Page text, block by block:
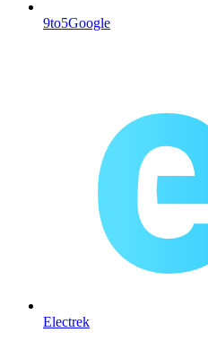
9to5Google
Electrek